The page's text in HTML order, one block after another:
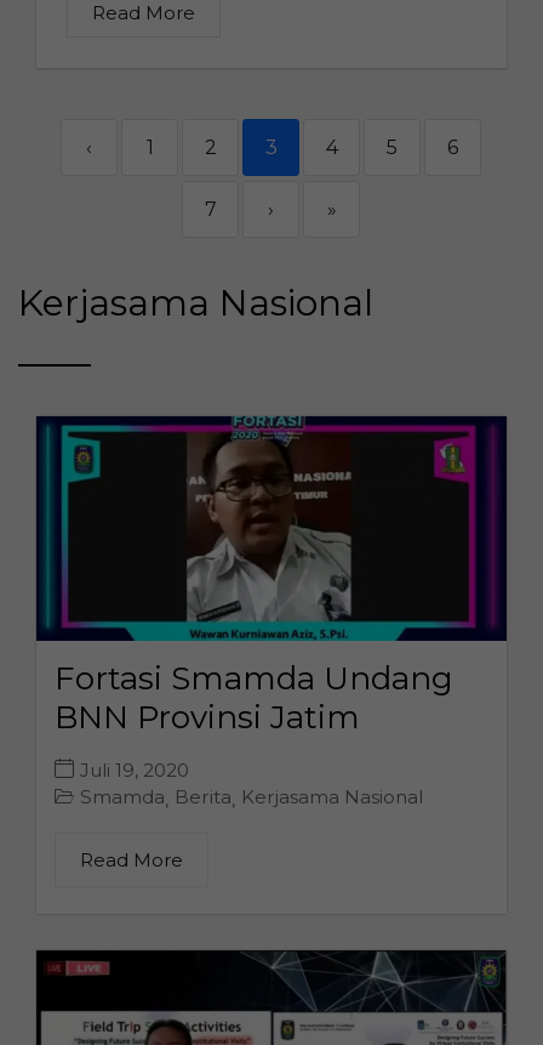
Read More
‹ 1 2 3 4 5 6
7 › »
Kerjasama Nasional
Fortasi Smamda Undang
BNN Provinsi Jatim
Juli 19, 2020
Smamda, Berita, Kerjasama Nasional
Read More